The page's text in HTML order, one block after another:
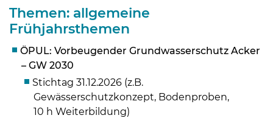
Themen: allgemeine
Frühjahrsthemen
ÖPUL: Vorbeugender Grundwasserschutz Acker
– GW 2030
Stichtag 31.12.2026 (z.B.
Gewässerschutzkonzept, Bodenproben,
10 h Weiterbildung)